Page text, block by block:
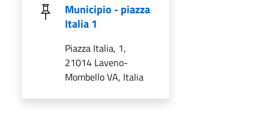
Municipio - piazza
Italia 1
Piazza Italia, 1,
21014 Laveno-
Mombello VA, Italia